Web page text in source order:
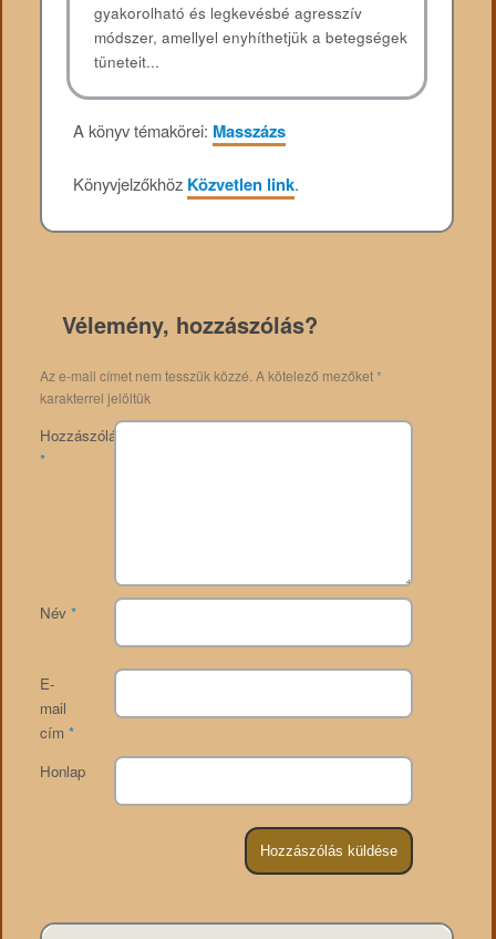
gyakorolható és legkevésbé agresszív
módszer, amellyel enyhíthetjük a betegségek
tüneteit...
A könyv témakörei: Masszázs
Könyvjelzőkhöz Közvetlen link.
Vélemény, hozzászólás?
Az e-mail címet nem tesszük közzé. A kötelező mezőket*
karakterrel jelöltük
Hozzászólás
*
Név *
E-
mail
cím *
Honlap